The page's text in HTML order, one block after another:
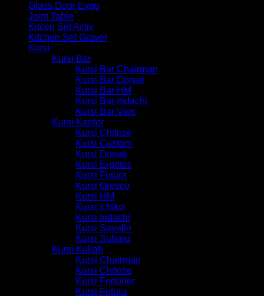
Glass Door Expo
Joint Table
Kitcen Set Activ
Kitchen Set Graver
Kursi
Kursi Bar
Kursi Bar Chairman
Kursi Bar Donati
Kursi Bar HM
Kursi Bar Indachi
Kursi Bar Vios
Kursi Kantor
Kursi Chitose
Kursi Custom
Kursi Donati
Kursi Ergotec
Kursi Futura
Kursi Gresco
Kursi HM
Kursi Ichiko
Kursi Indachi
Kursi Savello
Kursi Subaru
Kursi Kuliah
Kursi Chairman
Kursi Chitose
Kursi Fortuner
Kursi Futura